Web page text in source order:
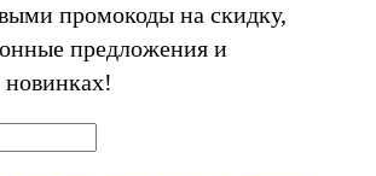
промокоды на скидку,
предложения и